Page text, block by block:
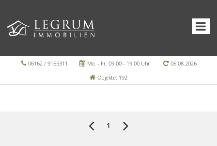
06162 / 9165311 Mo. - Fr. 09.00 - 19.00 Uhr
06.08.2026
Objekte: 192
1